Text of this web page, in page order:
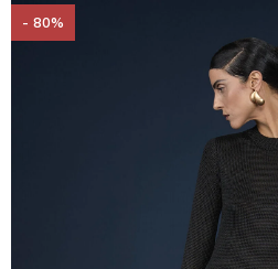
- 80%